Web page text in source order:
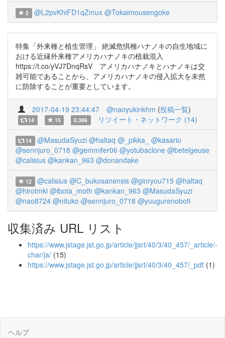
2 @L2pvKhiFD1qZmux @Tokaimousengoke
特集「外来種と植生管理」 絶滅危惧種ハナノキの自生地域に
おける近縁外来種アメリカハナノキの植栽混入
https://t.co/yVJ7DnqRsV アメリカハナノキとハナノキは交
雑可能であることから、アメリカハナノキの侵入拡大を未然
に防除することが重要としています。
2017-04-19 23:44:47 @naoyukinkhm (投稿一覧)
14 15 0.386 リツイート・ネットワーク (14)
14 @MasudaSyuzi @haltaq @_pikka_ @kasario
@sennjuro_0718 @gemmifer06 @yotubaclone @betelgeuse
@calisius @kankan_963 @donandake
12 @calisius @C_bukosanensis @ginryou715 @haltaq
@hirotmki @ibota_moth @kankan_963 @MasudaSyuzi
@nao8724 @nituko @sennjuro_0718 @yuugurenoboti
収集済み URL リスト
https://www.jstage.jst.go.jp/article/jjsrt/40/3/40_457/_article/-
char/ja/ (15)
https://www.jstage.jst.go.jp/article/jjsrt/40/3/40_457/_pdf (1)
ヘルプ